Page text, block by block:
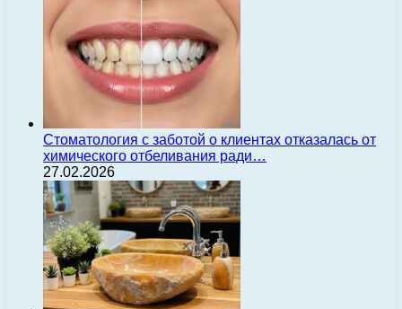
Стоматология с заботой о клиентах отказалась от
химического отбеливания ради…
27.02.2026